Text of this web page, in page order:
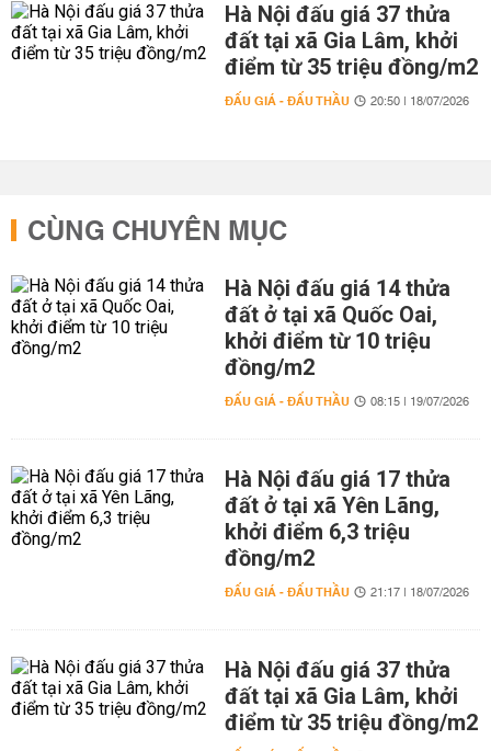
Hà Nội đấu giá 37 thửa
đất tại xã Gia Lâm, khởi
điểm từ 35 triệu đồng/m2
ĐẤU GIÁ - ĐẤU THẦU 20:50 | 18/07/2026
CÙNG CHUYÊN MỤC
Hà Nội đấu giá 14 thửa
đất ở tại xã Quốc Oai,
khởi điểm từ 10 triệu
đồng/m2
ĐẤU GIÁ - ĐẤU THẦU 08:15 | 19/07/2026
Hà Nội đấu giá 17 thửa
đất ở tại xã Yên Lãng,
khởi điểm 6,3 triệu
đồng/m2
ĐẤU GIÁ - ĐẤU THẦU 21:17 | 18/07/2026
Hà Nội đấu giá 37 thửa
đất tại xã Gia Lâm, khởi
điểm từ 35 triệu đồng/m2